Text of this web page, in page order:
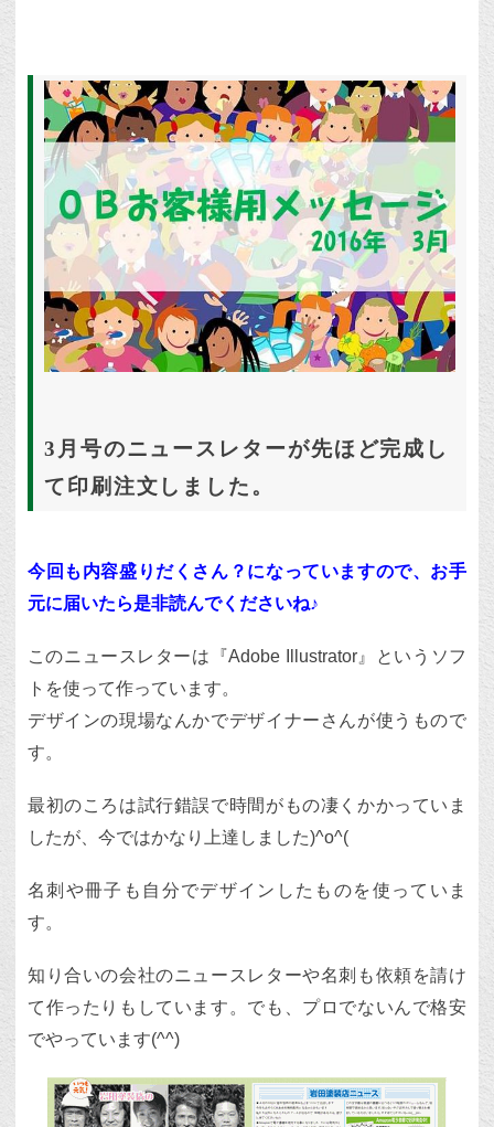
3月号のニュースレターが先ほど完成し
て印刷注文しました。
今回も内容盛りだくさん？になっていますので、お手
元に届いたら是非読んでくださいね♪
このニュースレターは『Adobe Illustrator』というソフ
トを使って作っています。
デザインの現場なんかでデザイナーさんが使うもので
す。
最初のころは試行錯誤で時間がもの凄くかかっていま
したが、今ではかなり上達しました)^o^(
名刺や冊子も自分でデザインしたものを使っていま
す。
知り合いの会社のニュースレターや名刺も依頼を請け
て作ったりもしています。でも、プロでないんで格安
でやっています(^^)